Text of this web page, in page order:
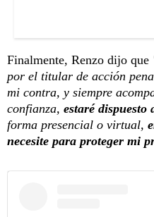
Finalmente, Renzo dijo que
por el titular de acción
mi contra, y siempre
confianza, estaré dispuesto
forma presencial o virtual,
necesite para proteger mi